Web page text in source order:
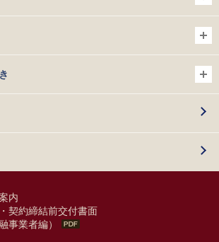
内
契約締結前交付書面
事業者編）